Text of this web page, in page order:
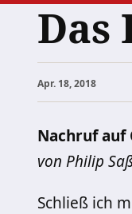
Das
Apr. 18, 2018
Nachruf auf
von Philip
Schließ ich